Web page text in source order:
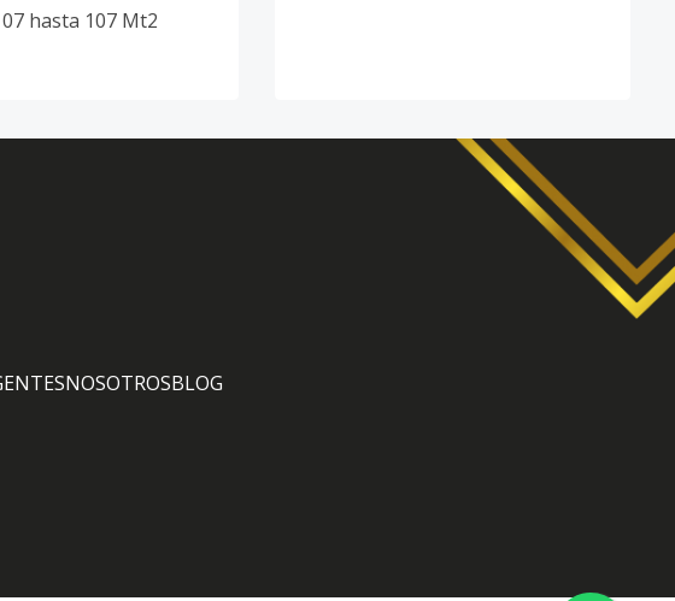
hasta 107 Mt2
NOSOTROSBLOG